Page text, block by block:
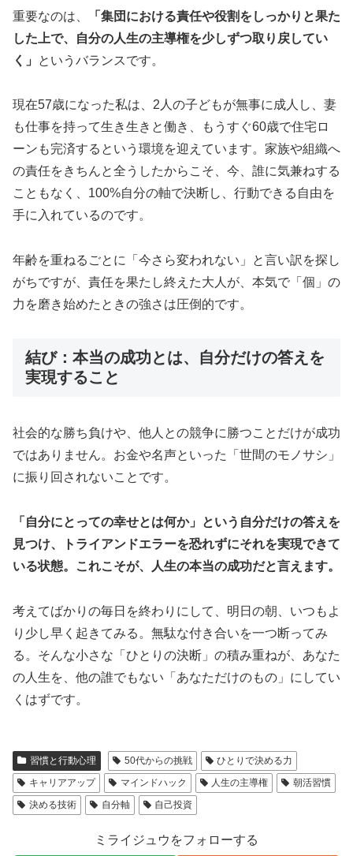
重要なのは、
「集団における責任や役割をしっかりと果た
した上で、自分の人生の主導権を少しずつ取り戻してい
く」
というバランスです。
現在57歳になった私は、2人の子どもが無事に成人し、妻
も仕事を持って生き生きと働き、もうすぐ60歳で住宅ロ
ーンも完済するという環境を迎えています。家族や組織へ
の責任をきちんと全うしたからこそ、今、誰に気兼ねする
こともなく、100%自分の軸で決断し、行動できる自由を
手に入れているのです。
年齢を重ねるごとに「今さら変われない」と言い訳を探し
がちですが、責任を果たし終えた大人が、本気で「個」の
力を磨き始めたときの強さは圧倒的です。
結び：本当の成功とは、自分だけの答えを
実現すること
社会的な勝ち負けや、他人との競争に勝つことだけが成功
ではありません。お金や名声といった「世間のモノサシ」
に振り回されないことです。
「自分にとっての幸せとは何か」という自分だけの答えを
見つけ、トライアンドエラーを恐れずにそれを実現できて
いる状態。これこそが、人生の本当の成功だと言えます。
考えてばかりの毎日を終わりにして、明日の朝、いつもよ
り少し早く起きてみる。無駄な付き合いを一つ断ってみ
る。そんな小さな「ひとりの決断」の積み重ねが、あなた
の人生を、他の誰でもない「あなただけのもの」にしてい
くはずです。
習慣と行動心理 50代からの挑戦
ひとりで決める力
キャリアアップ
マインドハック 人生の主導権
朝活習慣
決める技術
自分軸 自己投資
ミライジュウをフォローする